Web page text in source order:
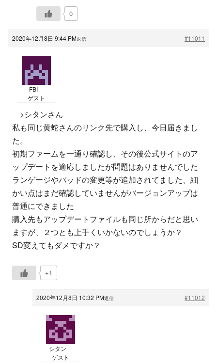
0
2020年12月8日 9:44 PM #11011
返信
FBI
ゲスト
>シタンさん
私も同じ黄蛇さんのリンク先で購入し、今日届きまし
た。
初期ファームを一通り確認し、その後公式サイトのア
ップデートを適応しましたが問題はありませんでした
ランゲージやパッドの変更等が追加されてました、細
かい点はまだ確認していませんがバージョンアップは
普通にできました
購入先もアップデートファイルも同じ所からだと思い
ますが、２つとも上手くいかないのでしょうか？
SD変えてもダメですか？
+1
2020年12月8日 10:32 PM #11012
返信
シタン
ゲスト